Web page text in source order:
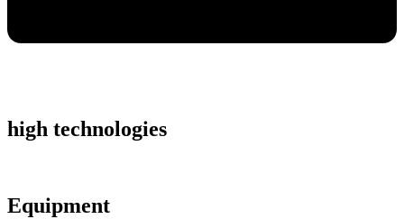
high technologies
Equipment